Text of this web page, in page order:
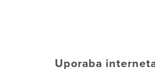
Uporaba